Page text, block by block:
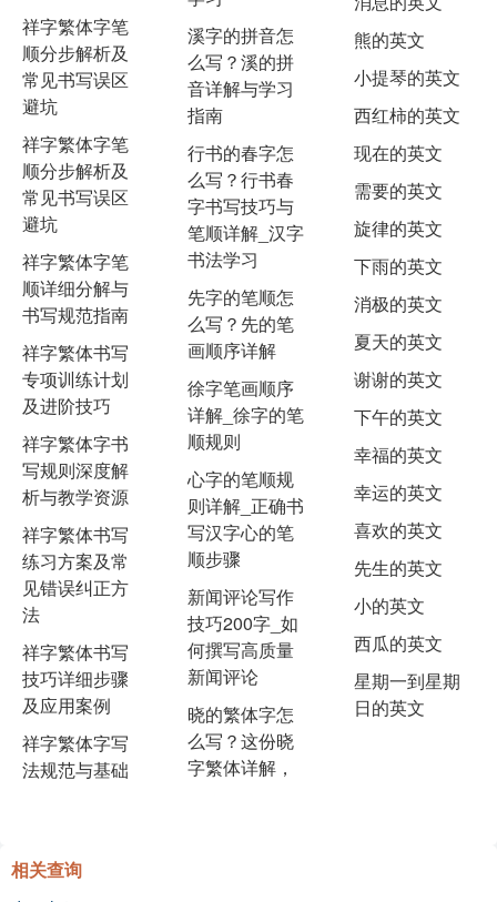
祥字繁体字笔
顺分步解析及
常见书写误区
避坑
祥字繁体字笔
顺分步解析及
常见书写误区
避坑
祥字繁体字笔
顺详细分解与
书写规范指南
祥字繁体书写
专项训练计划
及进阶技巧
祥字繁体字书
写规则深度解
析与教学资源
祥字繁体书写
练习方案及常
见错误纠正方
法
祥字繁体书写
技巧详细步骤
及应用案例
祥字繁体字写
法规范与基础
溪字的拼音怎
么写？溪的拼
音详解与学习
指南
行书的春字怎
么写？行书春
字书写技巧与
笔顺详解_汉字
书法学习
先字的笔顺怎
么写？先的笔
画顺序详解
徐字笔画顺序
详解_徐字的笔
顺规则
心字的笔顺规
则详解_正确书
写汉字心的笔
顺步骤
新闻评论写作
技巧200字_如
何撰写高质量
新闻评论
晓的繁体字怎
么写？这份晓
字繁体详解，
熊的英文
小提琴的英文
西红柿的英文
现在的英文
需要的英文
旋律的英文
下雨的英文
消极的英文
夏天的英文
谢谢的英文
下午的英文
幸福的英文
幸运的英文
喜欢的英文
先生的英文
小的英文
西瓜的英文
星期一到星期
日的英文
相关查询